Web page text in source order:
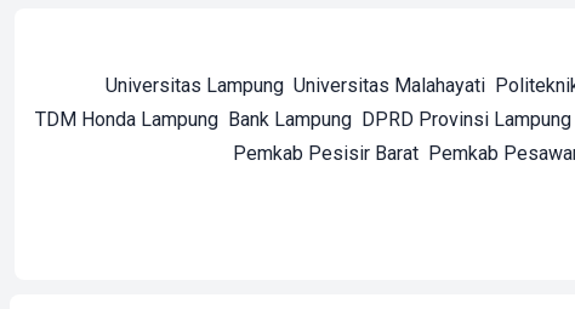
Universitas Lampung Universitas Malahayati
TDM Honda Lampung Bank Lampung DPRD Provinsi Lampung
Pemkab Pesisir Barat Pemkab